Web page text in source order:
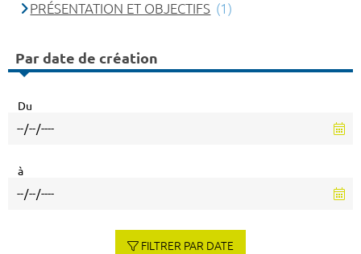
PRÉSENTATION ET OBJECTIFS (1)
Par date de création
Du
à
FILTRER PAR DATE